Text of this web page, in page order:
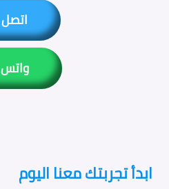
اتصل
واتس
ابدأ تجربتك معنا اليوم